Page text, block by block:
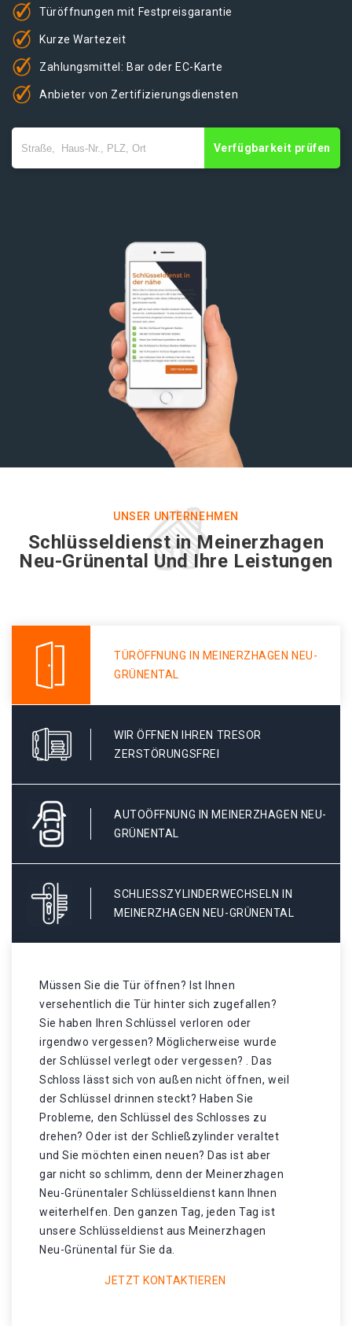
Türöffnungen mit Festpreisgarantie
Kurze Wartezeit
Zahlungsmittel: Bar oder EC-Karte
Anbieter von Zertifizierungsdiensten
Verfügbarkeit prüfen
UNSER UNTERNEHMEN
Schlüsseldienst in Meinerzhagen
Neu-Grünental Und Ihre Leistungen
TÜRÖFFNUNG IN MEINERZHAGEN NEU-
GRÜNENTAL
WIR ÖFFNEN IHREN TRESOR
ZERSTÖRUNGSFREI
AUTOÖFFNUNG IN MEINERZHAGEN NEU-
GRÜNENTAL
SCHLIESSZYLINDERWECHSELN IN M
EINERZHAGEN NEU-GRÜNENTAL
Müssen Sie die Tür öffnen? Ist Ihnen
versehentlich die Tür hinter sich zugefallen?
Sie haben Ihren Schlüssel verloren oder
irgendwo vergessen? Möglicherweise wurde
der Schlüssel verlegt oder vergessen? . Das
Schloss lässt sich von außen nicht öffnen, weil
der Schlüssel drinnen steckt? Haben Sie
Probleme, den Schlüssel des Schlosses zu
drehen? Oder ist der Schließzylinder veraltet
und Sie möchten einen neuen? Das ist aber
gar nicht so schlimm, denn der Meinerzhagen
Neu-Grünentaler Schlüsseldienst kann Ihnen
weiterhelfen. Den ganzen Tag, jeden Tag ist
unsere Schlüsseldienst aus Meinerzhagen
Neu-Grünental für Sie da.
JETZT KONTAKTIEREN